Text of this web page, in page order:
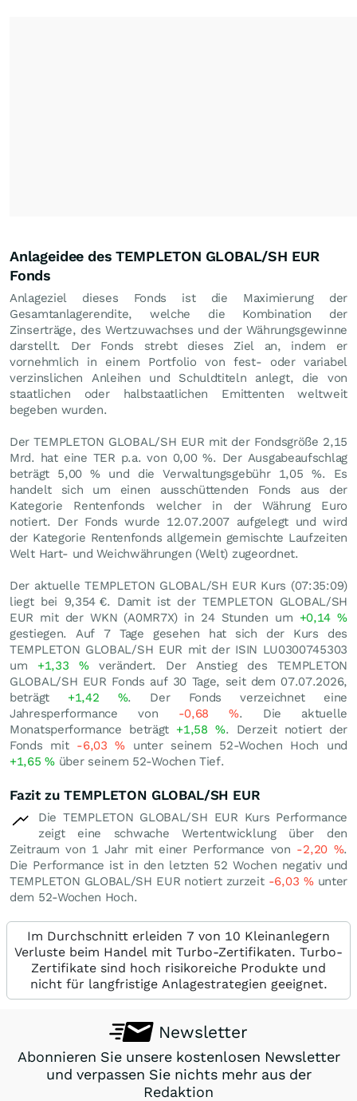
Anlageidee des TEMPLETON GLOBAL/SH EUR
Fonds
Anlageziel dieses Fonds ist die Maximierung der
Gesamtanlagerendite, welche die Kombination der
Zinserträge, des Wertzuwachses und der Währungsgewinne
darstellt. Der Fonds strebt dieses Ziel an, indem er
vornehmlich in einem Portfolio von fest- oder variabel
verzinslichen Anleihen und Schuldtiteln anlegt, die von
staatlichen oder halbstaatlichen Emittenten weltweit
begeben wurden.
Der TEMPLETON GLOBAL/SH EUR mit der Fondsgröße 2,15
Mrd. hat eine TER p.a. von 0,00 %. Der Ausgabeaufschlag
beträgt 5,00 % und die Verwaltungsgebühr 1,05 %. Es
handelt sich um einen ausschüttenden Fonds aus der
Kategorie Rentenfonds welcher in der Währung Euro
notiert. Der Fonds wurde 12.07.2007 aufgelegt und wird
der Kategorie Rentenfonds allgemein gemischte Laufzeiten
Welt Hart- und Weichwährungen (Welt) zugeordnet.
Der aktuelle TEMPLETON GLOBAL/SH EUR Kurs (07:35:09)
liegt bei 9,354 €. Damit ist der TEMPLETON GLOBAL/SH
EUR mit der WKN (A0MR7X) in 24 Stunden um +0,14%
gestiegen. Auf 7 Tage gesehen hat sich der Kurs des
TEMPLETON GLOBAL/SH EUR mit der ISIN LU0300745303
um +1,33 %verändert. Der Anstieg des TEMPLETON
GLOBAL/SH EUR Fonds auf 30 Tage, seit dem 07.07.2026,
beträgt +1,42 %. Der Fonds verzeichnet eine
Jahresperformance von -0,68%. Die aktuelle
Monatsperformance beträgt +1,58 %. Derzeit notiert der
Fonds mit -6,03% unter seinem 52-Wochen Hoch und
+1,65%über seinem 52-Wochen Tief.
Fazit zu TEMPLETON GLOBAL/SH EUR
Die TEMPLETON GLOBAL/SH EUR Kurs Performance
zeigt eine schwache Wertentwicklung über den
Zeitraum von 1 Jahr mit einer Performance von -2,20 %.
Die Performance ist in den letzten 52 Wochen negativ und
TEMPLETON GLOBAL/SH EUR notiert zurzeit -6,03 %unter
dem 52-Wochen Hoch.
Im Durchschnitt erleiden 7 von 10 Kleinanlegern
Verluste beim Handel mit Turbo-Zertifikaten. Turbo-
Zertifikate sind hoch risikoreiche Produkte und
nicht für langfristige Anlagestrategien geeignet.
Newsletter
Abonnieren Sie unsere kostenlosen Newsletter
und verpassen Sie nichts mehr aus der
Redaktion